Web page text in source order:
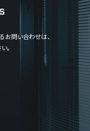
お問い合わせは、
。